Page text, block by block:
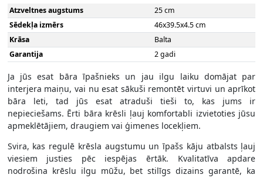
Atzveltnes augstums
25 cm
Sēdekļa izmērs
46x39.5x4.5 cm
Krāsa
Balta
Garantija
2 gadi
Ja jūs esat bāra īpašnieks un jau ilgu laiku domājat par
interjera maiņu, vai nu esat sākuši remontēt virtuvi un aprīkot
bāra leti, tad jūs esat atraduši tieši to, kas jums ir
nepieciešams. Ērti bāra krēsli ļauj komfortabli izvietoties jūsu
apmeklētājiem, draugiem vai ģimenes locekļiem.
Svira, kas regulē krēsla augstumu un īpašs kāju atbalsts ļauj
viesiem justies pēc iespējas ērtāk. Kvalitatīva apdare
nodrošina krēslu ilgu mūžu, bet stilīgs dizains garantē, ka